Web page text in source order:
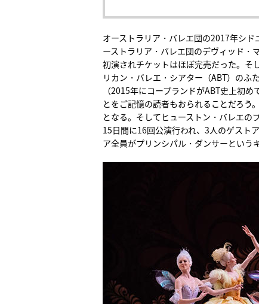
オーストラリア・バレエ団の2017年シ
ーストラリア・バレエ団のデヴィッド・
初演されチケットはほぼ完売だった。そ
リカン・バレエ・シアター（ABT）のふ
（2015年にコープランドがABT史上初
とをご記憶の読者もおられることだろう
となる。そしてヒューストン・バレエの
15日間に16回公演行われ、3人のゲスト
ア全員がプリンシパル・ダンサーという